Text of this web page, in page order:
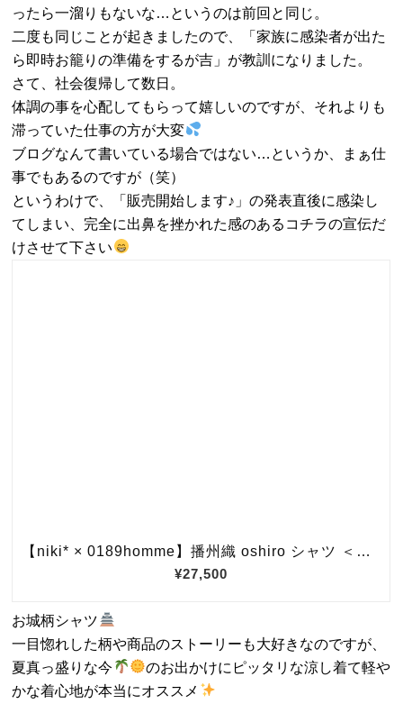
ったら一溜りもないな…というのは前回と同じ。
二度も同じことが起きましたので、「家族に感染者が出た
ら即時お籠りの準備をするが吉」が教訓になりました。
さて、社会復帰して数日。
体調の事を心配してもらって嬉しいのですが、それよりも
滞っていた仕事の方が大変
ブログなんて書いている場合ではない…というか、まぁ仕
事でもあるのですが（笑）
というわけで、「販売開始します♪」の発表直後に感染し
てしまい、完全に出鼻を挫かれた感のあるコチラの宣伝だ
けさせて下さい
お城柄シャツ
一目惚れした柄や商品のストーリーも大好きなのですが、
夏真っ盛りな今
のお出かけにピッタリな涼し着て軽や
かな着心地が本当にオススメ